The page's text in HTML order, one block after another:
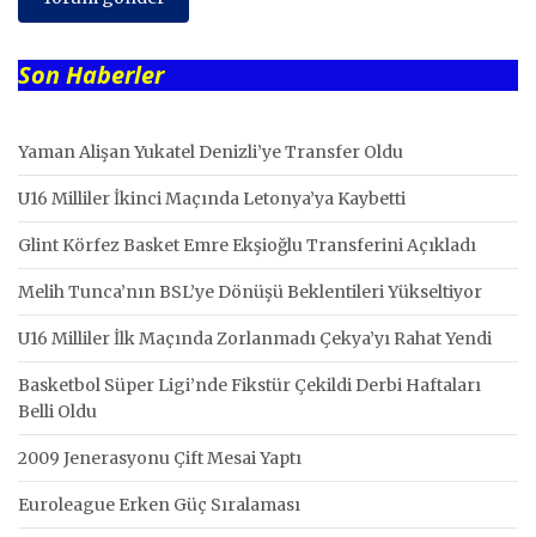
Son Haberler
Yaman Alişan Yukatel Denizli’ye Transfer Oldu
U16 Milliler İkinci Maçında Letonya’ya Kaybetti
Glint Körfez Basket Emre Ekşioğlu Transferini Açıkladı
Melih Tunca’nın BSL’ye Dönüşü Beklentileri Yükseltiyor
U16 Milliler İlk Maçında Zorlanmadı Çekya’yı Rahat Yendi
Basketbol Süper Ligi’nde Fikstür Çekildi Derbi Haftaları
Belli Oldu
2009 Jenerasyonu Çift Mesai Yaptı
Euroleague Erken Güç Sıralaması